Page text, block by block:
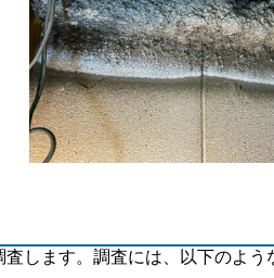
します。調査には、以下のよう